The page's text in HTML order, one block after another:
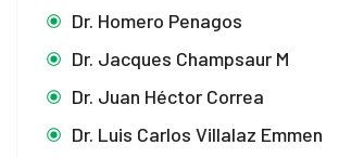
panel
panel
Dr. Homero Penagos
Dr. Jacques Champsaur M
Dr. Juan Héctor Correa
Dr. Luis Carlos Villalaz Emmen